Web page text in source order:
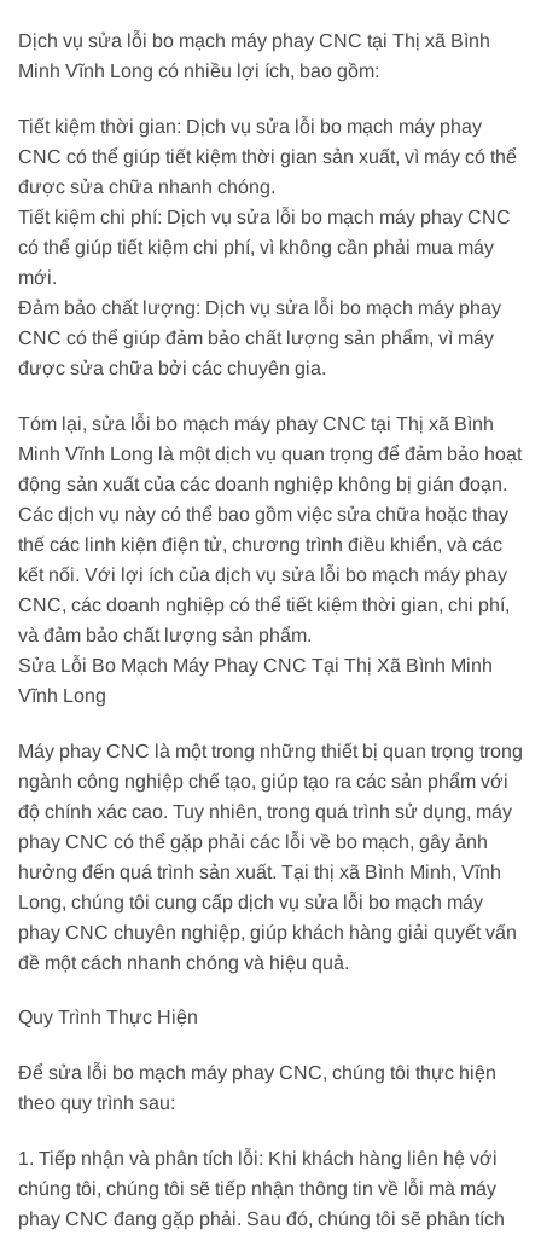
Dịch vụ sửa lỗi bo mạch máy phay CNC tại Thị xã Bình
Minh Vĩnh Long có nhiều lợi ích, bao gồm:
Tiết kiệm thời gian: Dịch vụ sửa lỗi bo mạch máy phay
CNC có thể giúp tiết kiệm thời gian sản xuất, vì máy có thể
được sửa chữa nhanh chóng.
Tiết kiệm chi phí: Dịch vụ sửa lỗi bo mạch máy phay CNC
có thể giúp tiết kiệm chi phí, vì không cần phải mua máy
mới.
Đảm bảo chất lượng: Dịch vụ sửa lỗi bo mạch máy phay
CNC có thể giúp đảm bảo chất lượng sản phẩm, vì máy
được sửa chữa bởi các chuyên gia.
Tóm lại, sửa lỗi bo mạch máy phay CNC tại Thị xã Bình
Minh Vĩnh Long là một dịch vụ quan trọng để đảm bảo hoạt
động sản xuất của các doanh nghiệp không bị gián đoạn.
Các dịch vụ này có thể bao gồm việc sửa chữa hoặc thay
thế các linh kiện điện tử, chương trình điều khiển, và các
kết nối. Với lợi ích của dịch vụ sửa lỗi bo mạch máy phay
CNC, các doanh nghiệp có thể tiết kiệm thời gian, chi phí,
và đảm bảo chất lượng sản phẩm.
Sửa Lỗi Bo Mạch Máy Phay CNC Tại Thị Xã Bình Minh
Vĩnh Long
Máy phay CNC là một trong những thiết bị quan trọng trong
ngành công nghiệp chế tạo, giúp tạo ra các sản phẩm với
độ chính xác cao. Tuy nhiên, trong quá trình sử dụng, máy
phay CNC có thể gặp phải các lỗi về bo mạch, gây ảnh
hưởng đến quá trình sản xuất. Tại thị xã Bình Minh, Vĩnh
Long, chúng tôi cung cấp dịch vụ sửa lỗi bo mạch máy
phay CNC chuyên nghiệp, giúp khách hàng giải quyết vấn
đề một cách nhanh chóng và hiệu quả.
Quy Trình Thực Hiện
Để sửa lỗi bo mạch máy phay CNC, chúng tôi thực hiện
theo quy trình sau:
1. Tiếp nhận và phân tích lỗi: Khi khách hàng liên hệ với
chúng tôi, chúng tôi sẽ tiếp nhận thông tin về lỗi mà máy
phay CNC đang gặp phải. Sau đó, chúng tôi sẽ phân tích